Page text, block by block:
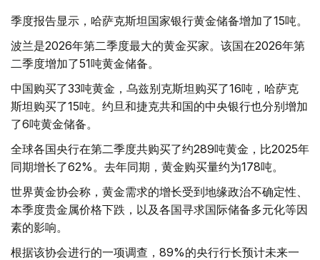
季度报告显示，哈萨克斯坦国家银行黄金储备增加了15吨。
波兰是2026年第二季度最大的黄金买家。该国在2026年第
二季度增加了51吨黄金储备。
中国购买了33吨黄金，乌兹别克斯坦购买了16吨，哈萨克
斯坦购买了15吨。约旦和捷克共和国的中央银行也分别增加
了6吨黄金储备。
全球各国央行在第二季度共购买了约289吨黄金，比2025年
同期增长了62%。去年同期，黄金购买量约为178吨。
世界黄金协会称，黄金需求的增长受到地缘政治不确定性、
本季度贵金属价格下跌，以及各国寻求国际储备多元化等因
素的影响。
根据该协会进行的一项调查，89%的央行行长预计未来一